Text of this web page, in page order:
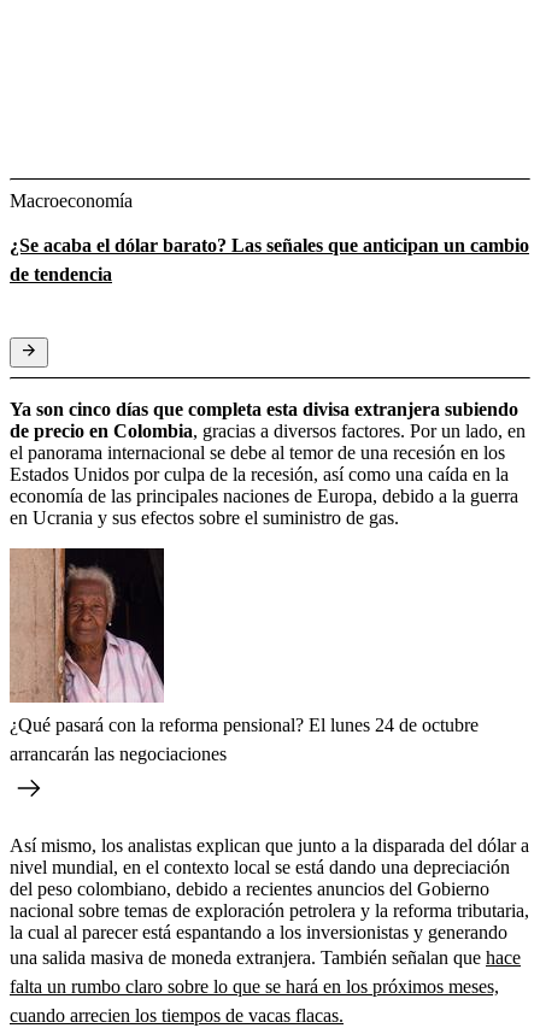
Macroeconomía
¿Se acaba el dólar barato? Las señales que anticipan un cambio
de tendencia
Ya son cinco días que completa esta divisa extranjera subiendo
de precio en Colombia, gracias a diversos factores. Por un lado, en
el panorama internacional se debe al temor de una recesión en los
Estados Unidos por culpa de la recesión, así como una caída en la
economía de las principales naciones de Europa, debido a la guerra
en Ucrania y sus efectos sobre el suministro de gas.
¿Qué pasará con la reforma pensional? El lunes 24 de octubre
arrancarán las negociaciones
Así mismo, los analistas explican que junto a la disparada del dólar a
nivel mundial, en el contexto local se está dando una depreciación
del peso colombiano, debido a recientes anuncios del Gobierno
nacional sobre temas de exploración petrolera y la reforma tributaria,
la cual al parecer está espantando a los inversionistas y generando
una salida masiva de moneda extranjera. También señalan que hace
falta un rumbo claro sobre lo que se hará en los próximos meses,
cuando arrecien los tiempos de vacas flacas.